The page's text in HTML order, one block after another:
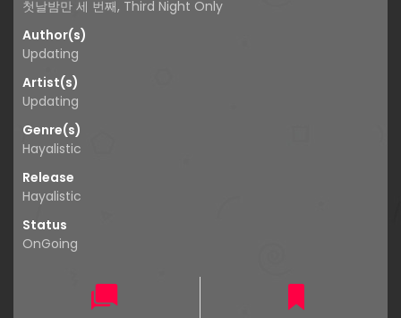
첫날밤만 세 번째, Third Night Only
Author(s)
Updating
Artist(s)
Updating
Genre(s)
Hayalistic
Release
Hayalistic
Status
OnGoing